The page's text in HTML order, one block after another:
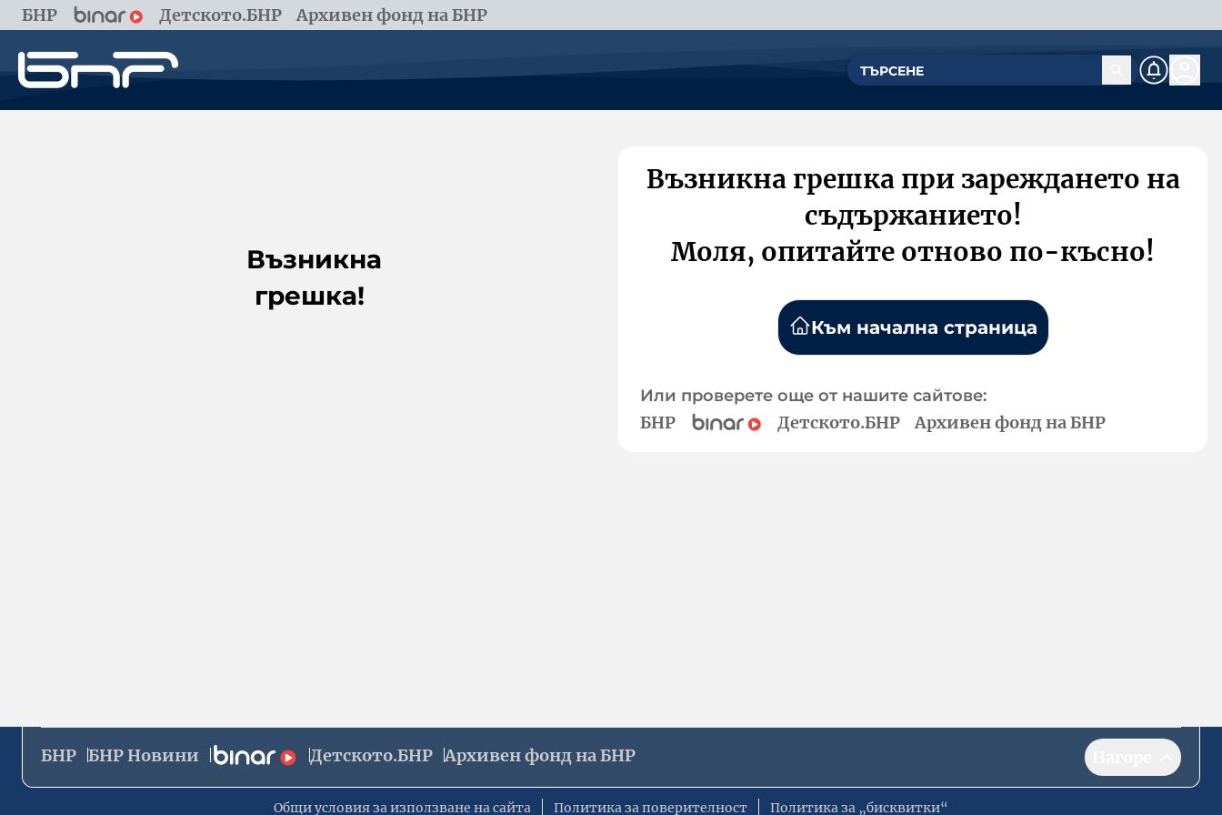
БНР Детското.БНР Архивен фонд на БНР
Възникна
грешка!
Възникна грешка при зареждането на
съдържанието!
Моля, опитайте отново по-късно!
Към начална страница
Или проверете още от нашите сайтове:
БНР Детското.БНР Архивен фонд на БНР
БНР БНР Новини Детското.БНР Архивен фонд на БНР
Общи условия за използване на сайта Политика за поверителност Политика за „бисквитки“